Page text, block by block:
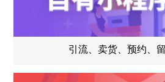
引流、卖货、预约、